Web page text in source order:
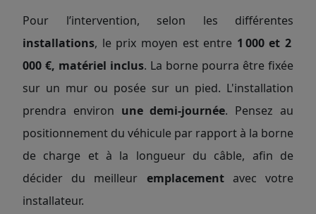
Pour l’intervention, selon les différentes
installations, le prix moyen est entre 1 000 et 2
000 €, matériel inclus. La borne pourra être fixée
sur un mur ou posée sur un pied. L'installation
prendra environ une demi-journée. Pensez au
positionnement du véhicule par rapport à la borne
de charge et à la longueur du câble, afin de
décider du meilleur emplacementavec votre
installateur.